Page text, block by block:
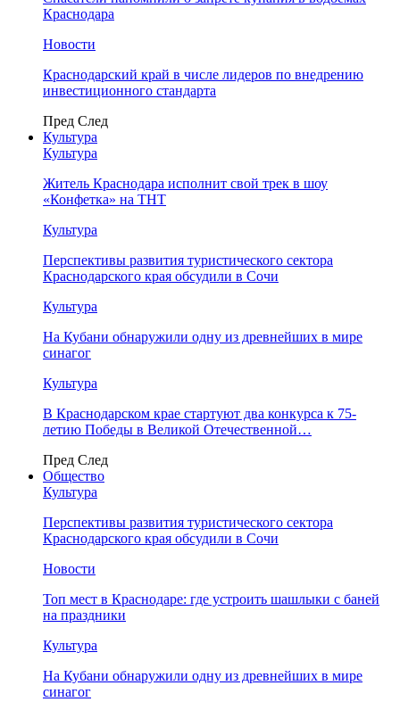
Краснодара
Новости
Краснодарский край в числе лидеров по внедрению
инвестиционного стандарта
Пред След
Культура
Культура
Житель Краснодара исполнит свой трек в шоу
«Конфетка» на ТНТ
Культура
Перспективы развития туристического сектора
Краснодарского края обсудили в Сочи
Культура
На Кубани обнаружили одну из древнейших в мире
синагог
Культура
В Краснодарском крае стартуют два конкурса к 75-
летию Победы в Великой Отечественной…
Пред След
Общество
Культура
Перспективы развития туристического сектора
Краснодарского края обсудили в Сочи
Новости
Топ мест в Краснодаре: где устроить шашлыки с баней
на праздники
Культура
На Кубани обнаружили одну из древнейших в мире
синагог